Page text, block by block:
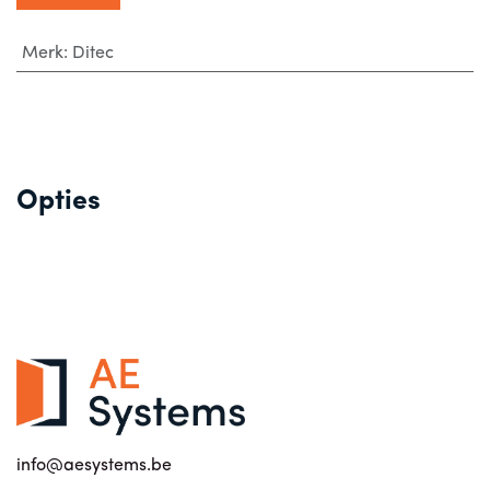
Merk: Ditec
Opties
info@aesystems.be